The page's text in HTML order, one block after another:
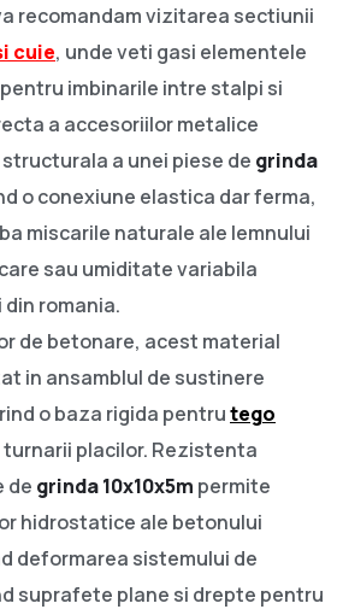
recomandam vizitarea sectiunii
cuie, unde veti gasi elementele
imbinarile intre stalpi si
a accesoriilor metalice
a unei piese de grinda
o conexiune elastica dar ferma,
miscarile naturale ale lemnului
sau umiditate variabila
romania.
de betonare, acest material
in ansamblul de sustinere
o baza rigida pentrutego
placilor. Rezistenta
de grinda 10x10x5m permite
hidrostatice ale betonului
deformarea sistemului de
suprafete plane si drepte pentru